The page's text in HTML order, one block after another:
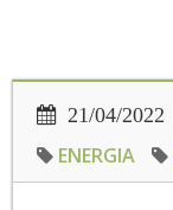
21/04/2022
ENERGIA